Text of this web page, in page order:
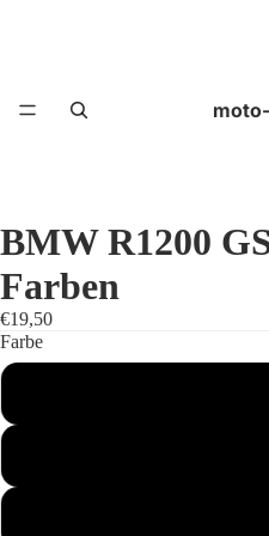
BMW R1200
Farben
€19,50
Farbe